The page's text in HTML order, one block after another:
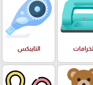
التايبكس